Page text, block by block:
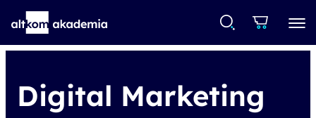
Digital Marketing